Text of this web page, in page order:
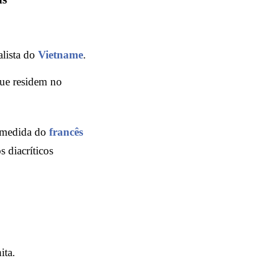
do Vietname.
residem no
do francês
diacríticos